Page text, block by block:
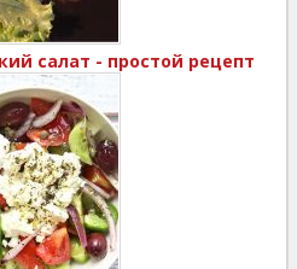
салат - простой рецепт